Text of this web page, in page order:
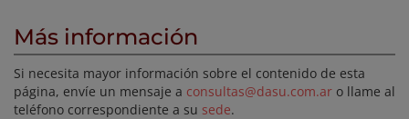
Más información
Si necesita mayor información sobre el contenido de esta
página, envíe un mensaje a consultas@dasu.com.ar o llame al
teléfono correspondiente a su sede.